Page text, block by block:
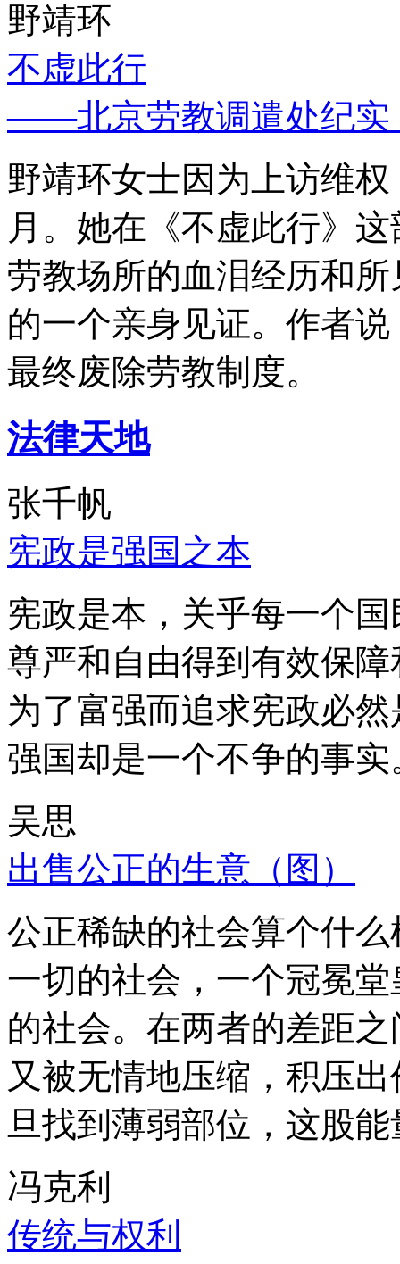
野靖环
不虚此行
——北京劳教调遣处纪实
野靖环女士因为上访维
月。她在《不虚此行》
劳教场所的血泪经历和
的一个亲身见证。作者
最终废除劳教制度。
法律天地
张千帆
宪政是强国之本
宪政是本，关乎每一个
尊严和自由得到有效保
为了富强而追求宪政必
强国却是一个不争的事实
吴思
出售公正的生意（图）
公正稀缺的社会算个什
一切的社会，一个冠冕
的社会。在两者的差距
又被无情地压缩，积压
旦找到薄弱部位，这股
冯克利
传统与权利